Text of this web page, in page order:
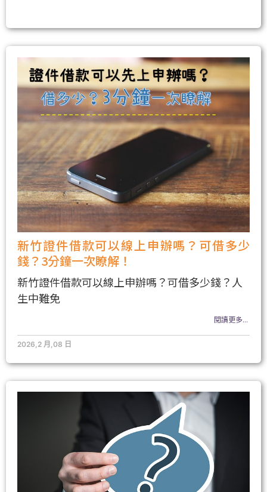
新竹證件借款可以線上申辦嗎？可借多少
錢？3分鐘一次瞭解！
新竹證件借款可以線上申辦嗎？可借多少錢？人
生中難免
閱讀更多...
2026,2 月,08 日